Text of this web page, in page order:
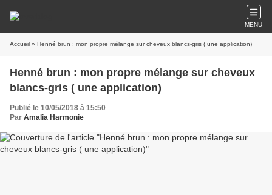
MENU
Accueil » Henné brun : mon propre mélange sur cheveux blancs-gris ( une application)
Henné brun : mon propre mélange sur cheveux
blancs-gris ( une application)
Publié le 10/05/2018 à 15:50
Par Amalia Harmonie